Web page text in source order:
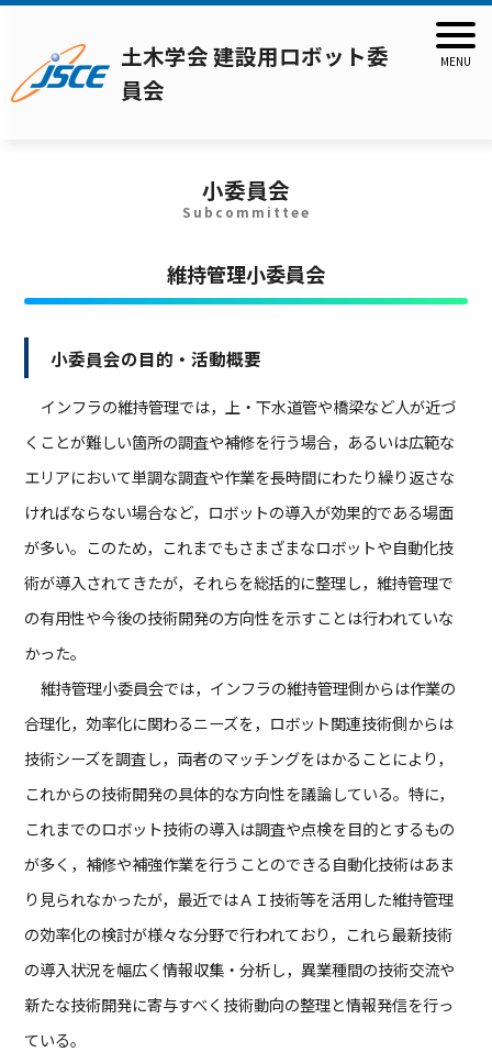
土木学会 建設用ロボット委
員会
小委員会
Subcommittee
維持管理小委員会
小委員会の目的・活動概要
インフラの維持管理では，上・下水道管や橋梁など人が近づ
くことが難しい箇所の調査や補修を行う場合，あるいは広範な
エリアにおいて単調な調査や作業を長時間にわたり繰り返さな
ければならない場合など，ロボットの導入が効果的である場面
が多い。このため，これまでもさまざまなロボットや自動化技
術が導入されてきたが，それらを総括的に整理し，維持管理で
の有用性や今後の技術開発の方向性を示すことは行われていな
かった。
維持管理小委員会では，インフラの維持管理側からは作業の
合理化，効率化に関わるニーズを，ロボット関連技術側からは
技術シーズを調査し，両者のマッチングをはかることにより，
これからの技術開発の具体的な方向性を議論している。特に，
これまでのロボット技術の導入は調査や点検を目的とするもの
が多く，補修や補強作業を行うことのできる自動化技術はあま
り見られなかったが，最近ではＡＩ技術等を活用した維持管理
の効率化の検討が様々な分野で行われており，これら最新技術
の導入状況を幅広く情報収集・分析し，異業種間の技術交流や
新たな技術開発に寄与すべく技術動向の整理と情報発信を行っ
ている。